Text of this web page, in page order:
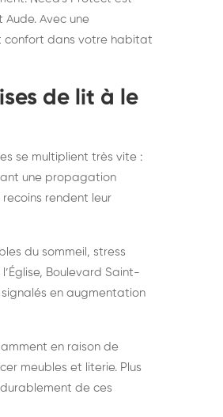
en
souris,
Avec une
confort dans votre habitat
de lit à le
se multiplient très vite :
une propagation
rendent leur
du sommeil, stress
Boulevard Saint-
en augmentation
en raison de
meubles et literie. Plus
de ces